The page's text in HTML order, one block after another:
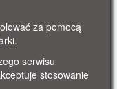
2021-11-17 13:02
2539
za pomocą
serwisu
stosowanie